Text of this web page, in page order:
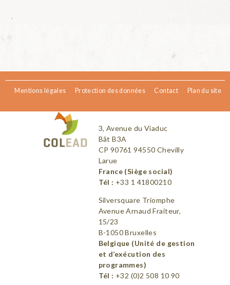
Mentions légales Protection des données Contact Plan du site
3, Avenue du Viaduc
Bât B3A
CP 90761 94550 Chevilly
Larue
France (Siège social)
Tél : +33 1 41800210
Silversquare Triomphe
Avenue Arnaud Fraiteur,
15/23
B-1050 Bruxelles
Belgique (Unité de gestion
et d’exécution des
programmes)
Tél : +32 (0)2 508 10 90